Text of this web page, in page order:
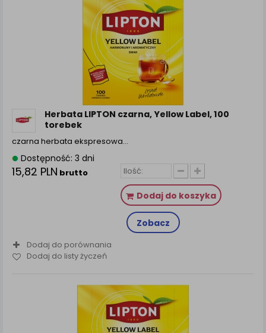
Herbata LIPTON czarna, Yellow Label, 100
torebek
czarna herbata ekspresowa…
Dostępność: 3 dni
15,82 PLN brutto
Dodaj do koszyka
Zobacz
Dodaj do porównania
Dodaj do listy życzeń
zamówienia na Państwa email lub wyświetlenie
Państwu prawidłowych informacji o promocjach czy
cenach indywidualnych, ważna jest Państwa
wcześniejsza zgoda której udzieliliście podczas
zakładania konta.
Każda Państwa zgoda jest dobrowolna i można ją w
dowolnym momencie wycofać.
Polityka prywatności (rozwiń)
Klauzula Informacyjna (rozwiń)
Lista Zaufanych Partnerów (rozwiń)